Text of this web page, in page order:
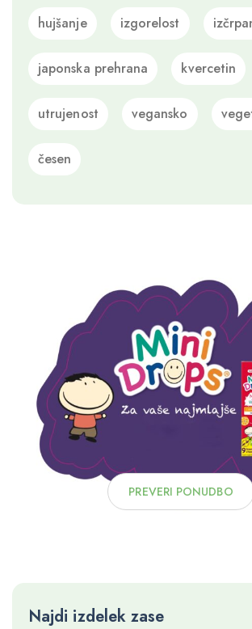
hujšanje izgorelost
japonska prehrana kvercetin
utrujenost vegansko
česen
PREVERI PONUDBO
Najdi izdelek zase